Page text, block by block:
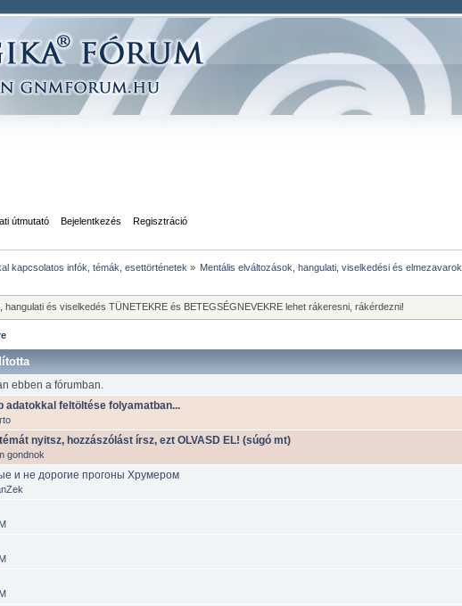
útmutató Bejelentkezés Regisztráció
kapcsolatos infók, témák, esettörténetek » Mentális elváltozások, hangulati, viselkedési és elmezavarok
hangulati és viselkedés TÜNETEKRE és BETEGSÉGNEVEKRE lehet rákeresni, rákérdezni!
ebben a fórumban.
adatokkal feltöltése folyamatban...
nyitsz, hozzászólást írsz, ezt OLVASD EL! (súgó mt)
gondnok
и не дорогие прогоны Хрумером